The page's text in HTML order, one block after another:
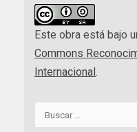
Este obra está bajo
Commons
Internacional .